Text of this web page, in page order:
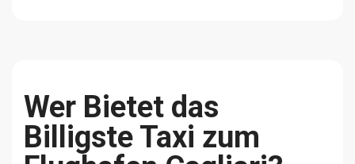
Wer Bietet das
Billigste Taxi zum